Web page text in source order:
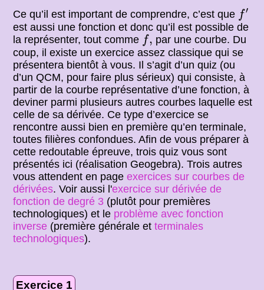
Ce qu’il est important de comprendre, c’est que f′
f′
est aussi une fonction et donc qu’il est possible de
la représenter, tout comme f,
f, par une courbe. Du
coup, il existe un exercice assez classique qui se
présentera bientôt à vous. Il s’agit d’un quiz (ou
d’un QCM, pour faire plus sérieux) qui consiste, à
partir de la courbe représentative d’une fonction, à
deviner parmi plusieurs autres courbes laquelle est
celle de sa dérivée. Ce type d’exercice se
rencontre aussi bien en première qu’en terminale,
toutes filières confondues. Afin de vous préparer à
cette redoutable épreuve, trois quiz vous sont
présentés ici (réalisation Geogebra). Trois autres
vous attendent en pageexercices sur courbes de
dérivées. Voir aussi l'exercice sur dérivée de
fonction de degré 3 (plutôt pour premières
technologiques) et le problème avec fonction
inverse (première générale etterminales
technologiques).
Exercice 1